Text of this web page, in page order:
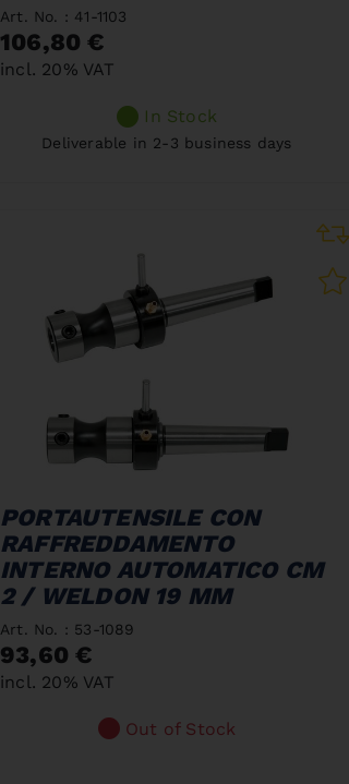
Art. No. : 41-1103
106,80 €
incl. 20% VAT
In Stock
Deliverable in 2-3 business days
PORTAUTENSILE CON
RAFFREDDAMENTO
INTERNO AUTOMATICO CM
2 / WELDON 19 MM
Art. No. : 53-1089
93,60 €
incl. 20% VAT
Out of Stock